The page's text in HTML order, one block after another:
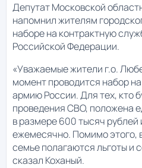
Депутат Московской
напомнил жителям
наборе на контрактную
Российской Федерации.
«Уважаемые жители г.о.
момент проводится набор
армию России. Для тех, кто
проведения СВО, положена
в размере 600 тысяч рублей
ежемесячно. Помимо этого,
семье полагаются льготы и
сказал Коханый.